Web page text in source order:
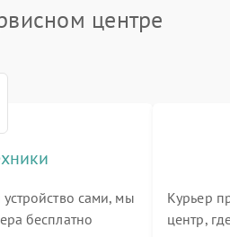
центре
сами, мы
бесплатно
Курьер
центр,